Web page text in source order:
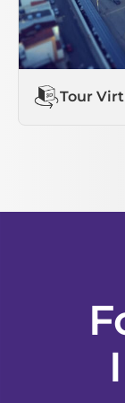
Tour